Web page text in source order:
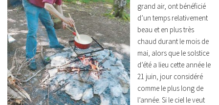
grand air, ont bénéficié
d’un temps relativement
beau et en plus très
chaud durant le mois de
mai, alors que le solstice
d’été a lieu cette année le
21 juin, jour considéré
comme le plus long de
l’année. Si le ciel le veut